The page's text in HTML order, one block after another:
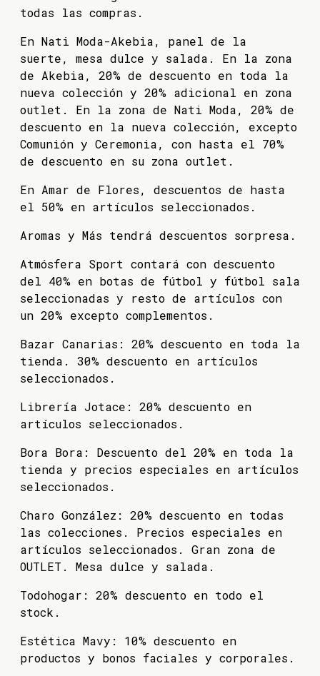
todas las compras.
En Nati Moda-Akebia, panel de la
suerte, mesa dulce y salada. En la zona
de Akebia, 20% de descuento en toda la
nueva colección y 20% adicional en zona
outlet. En la zona de Nati Moda, 20% de
descuento en la nueva colección, excepto
Comunión y Ceremonia, con hasta el 70%
de descuento en su zona outlet.
En Amar de Flores, descuentos de hasta
el 50% en artículos seleccionados.
Aromas y Más tendrá descuentos sorpresa.
Atmósfera Sport contará con descuento
del 40% en botas de fútbol y fútbol sala
seleccionadas y resto de artículos con
un 20% excepto complementos.
Bazar Canarias: 20% descuento en toda la
tienda. 30% descuento en artículos
seleccionados.
Librería Jotace: 20% descuento en
artículos seleccionados.
Bora Bora: Descuento del 20% en toda la
tienda y precios especiales en artículos
seleccionados.
Charo González: 20% descuento en todas
las colecciones. Precios especiales en
artículos seleccionados. Gran zona de
OUTLET. Mesa dulce y salada.
Todohogar: 20% descuento en todo el
stock.
Estética Mavy: 10% descuento en
productos y bonos faciales y corporales.